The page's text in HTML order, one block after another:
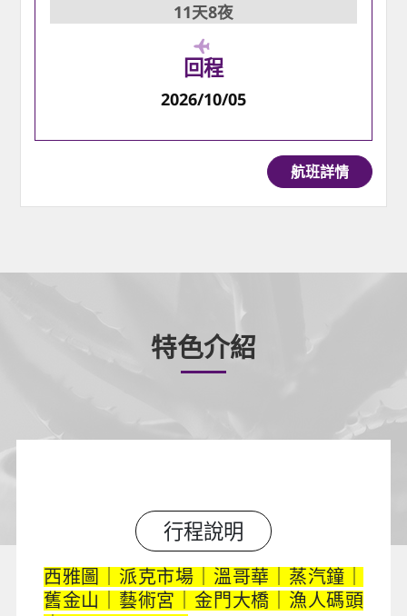
11天8夜
回程
2026/10/05
航班詳情
特色介紹
行程說明
西雅圖｜派克市場｜溫哥華｜蒸汽鐘｜
舊金山｜藝術宮｜金門大橋｜漁人碼頭